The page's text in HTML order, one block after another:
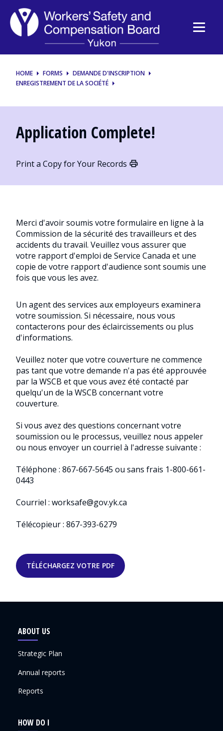
Workers’
Safety
and
Compensation
Board
HOME FORMS
DEMANDE D'INSCRIPTION
ENREGISTREMENT DE LA SOCIÉTÉ
Application Complete!
Print a Copy for Your Records
Merci d'avoir soumis votre formulaire en ligne à la
Commission de la sécurité des travailleurs et des
accidents du travail. Veuillez vous assurer que
votre rapport d'emploi de Service Canada et une
copie de votre rapport d'audience sont soumis une
fois que vous les avez.
Un agent des services aux employeurs examinera
votre soumission. Si nécessaire, nous vous
contacterons pour des éclaircissements ou plus
d'informations.
Veuillez noter que votre couverture ne commence
pas tant que votre demande n'a pas été approuvée
par la WSCB et que vous avez été contacté par
quelqu'un de la WSCB concernant votre
couverture.
Si vous avez des questions concernant votre
soumission ou le processus, veuillez nous appeler
ou nous envoyer un courriel à l'adresse suivante :
Téléphone : 867-667-5645 ou sans frais 1-800-661-
0443
Courriel : worksafe@gov.yk.ca
Télécopieur : 867-393-6279
TÉLÉCHARGEZ VOTRE PDF
ABOUT US
Strategic Plan
Annual reports
Reports
HOW DO I